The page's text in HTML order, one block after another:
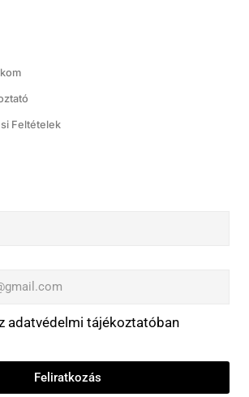
Feltételek
adatvédelmi tájékoztatóban
Feliratkozás